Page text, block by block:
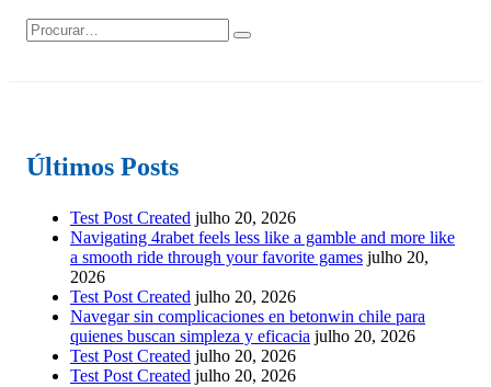
Últimos Posts
Test Post Created julho 20, 2026
Navigating 4rabet feels less like a gamble and more like
a smooth ride through your favorite games julho 20,
2026
Test Post Created julho 20, 2026
Navegar sin complicaciones en betonwin chile para
quienes buscan simpleza y eficacia julho 20, 2026
Test Post Created julho 20, 2026
Test Post Created julho 20, 2026